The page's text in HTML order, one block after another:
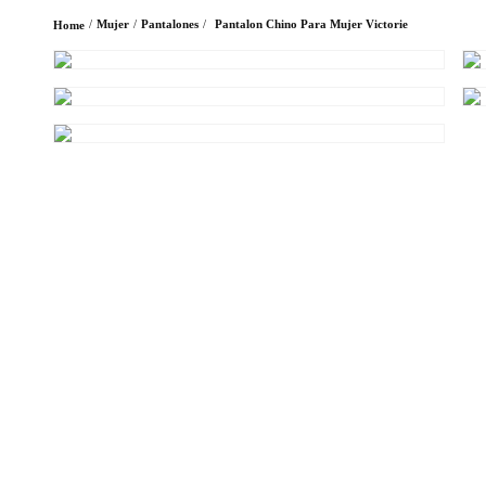
Mujer Pantalones Pantalon Chino Para Mujer Victorie